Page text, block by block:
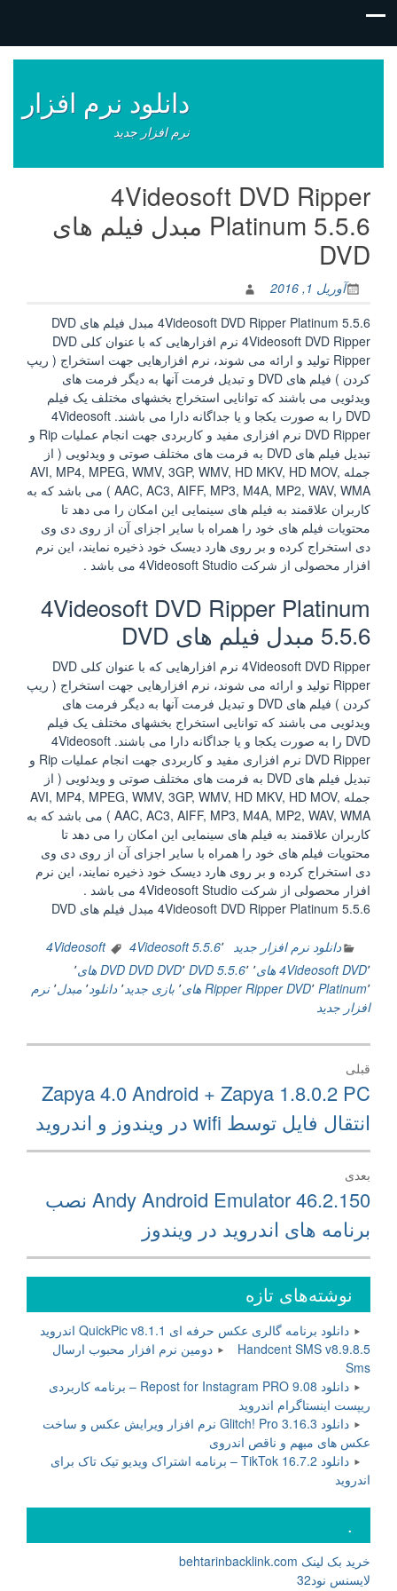
نوشته‌ها
دانلود نرم افزار
نرم افزار جدید
4Videosoft DVD Ripper
Platinum 5.5.6 مبدل فیلم های
DVD
آوریل 1, 2016
4Videosoft DVD Ripper Platinum 5.5.6 مبدل فیلم های DVD
4Videosoft DVD Ripper نرم افزارهایی که با عنوان کلی DVD
Ripper تولید و ارائه می شوند، نرم افزارهایی جهت استخراج ( ریپ
کردن ) فیلم های DVD و تبدیل فرمت آنها به دیگر فرمت های
ویدئویی می باشند که توانایی استخراج بخشهای مختلف یک فیلم
DVD را به صورت یکجا و یا جداگانه دارا می باشند. 4Videosoft
DVD Ripper نرم افزاری مفید و کاربردی جهت انجام عملیات Rip و
تبدیل فیلم های DVD به فرمت های مختلف صوتی و ویدئویی ( از
جمله AVI, MP4, MPEG, WMV, 3GP, WMV, HD MKV, HD MOV,
AAC, AC3, AIFF, MP3, M4A, MP2, WAV, WMA ) می باشد که به
کاربران علاقمند به فیلم های سینمایی این امکان را می دهد تا
محتویات فیلم های خود را همراه با سایر اجزای آن از روی دی وی
دی استخراج کرده و بر روی هارد دیسک خود ذخیره نمایند، این نرم
افزار محصولی از شرکت 4Videosoft Studio می باشد .
4Videosoft DVD Ripper Platinum
5.5.6 مبدل فیلم های DVD
4Videosoft DVD Ripper نرم افزارهایی که با عنوان کلی DVD
Ripper تولید و ارائه می شوند، نرم افزارهایی جهت استخراج ( ریپ
کردن ) فیلم های DVD و تبدیل فرمت آنها به دیگر فرمت های
ویدئویی می باشند که توانایی استخراج بخشهای مختلف یک فیلم
DVD را به صورت یکجا و یا جداگانه دارا می باشند. 4Videosoft
DVD Ripper نرم افزاری مفید و کاربردی جهت انجام عملیات Rip و
تبدیل فیلم های DVD به فرمت های مختلف صوتی و ویدئویی ( از
جمله AVI, MP4, MPEG, WMV, 3GP, WMV, HD MKV, HD MOV,
AAC, AC3, AIFF, MP3, M4A, MP2, WAV, WMA ) می باشد که به
کاربران علاقمند به فیلم های سینمایی این امکان را می دهد تا
محتویات فیلم های خود را همراه با سایر اجزای آن از روی دی وی
دی استخراج کرده و بر روی هارد دیسک خود ذخیره نمایند، این نرم
افزار محصولی از شرکت 4Videosoft Studio می باشد .
4Videosoft DVD Ripper Platinum 5.5.6 مبدل فیلم های DVD
دانلود نرم افزار جدید 4Videosoft 5.5.6٬
4Videosoft
DVD٬ 4Videosoft های ٬ DVD 5.5.6٬ DVD DVD٬ DVD های
٬
Platinum٬ Ripper DVD٬ Ripper های ٬ بازی جدید٬ دانلود٬ مبدل٬ نرم
افزار جدید
راهبری
نوشته
قبلی
نوشته
قبلی:
Zapya 4.0 Android + Zapya 1.8.0.2 PC
انتقال فایل توسط wifi در ویندوز و اندروید
بعدی
نوشته
بعدی:
Andy Android Emulator 46.2.150 نصب
برنامه های اندروید در ویندوز
نوشته‌های تازه
دانلود برنامه گالری عکس حرفه ای QuickPic v8.1.1 اندروید
Handcent SMS v8.9.8.5 دومین نرم افزار محبوب ارسال
Sms
دانلود Repost for Instagram PRO 9.08 – برنامه کاربردی
ریپست اینستاگرام اندروید
دانلود Glitch! Pro 3.16.3 نرم افزار ویرایش عکس و ساخت
عکس های مبهم و ناقص اندروی
دانلود TikTok 16.7.2 – برنامه اشتراک ویدیو تیک تاک برای
اندروید
.
خرید بک لینک behtarinbacklink.com
لایسنس نود32